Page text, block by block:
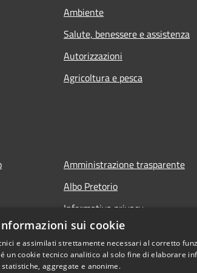
Ambiente
Salute, benessere e assistenza
Autorizzazioni
Agricoltura e pesca
Amministrazione trasparente
Albo Pretorio
Informativa privacy
Note legali
Dichiarazione di accessibilità
sui cookie
e assimilati strettamente necessari al corretto
un cookie tecnico analitico al solo fine di elaborare
statistiche, aggregate e anonime.